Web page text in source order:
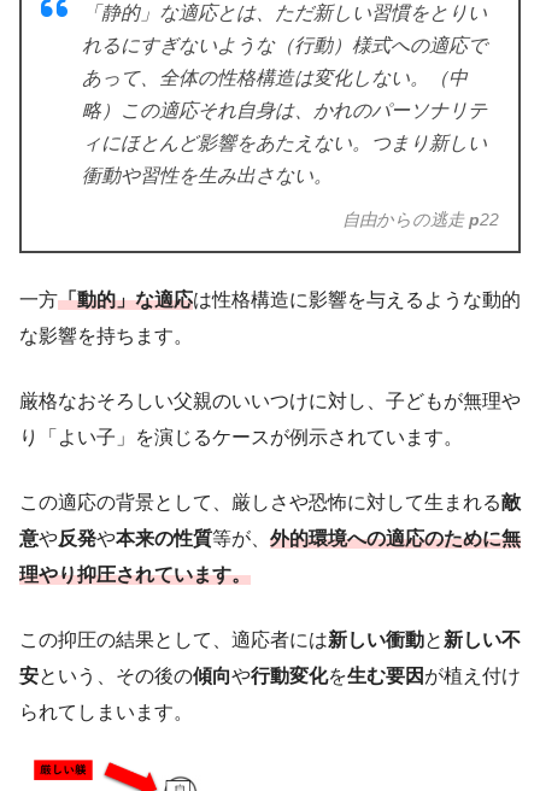
「静的」な適応とは、ただ新しい習慣をとりい
れるにすぎないような（行動）様式への適応で
あって、全体の性格構造は変化しない。（中
略）この適応それ自身は、かれのパーソナリテ
ィにほとんど影響をあたえない。つまり新しい
衝動や習性を生み出さない。
自由からの逃走p22
一方「動的」な適応は性格構造に影響を与えるような動的
な影響を持ちます。
厳格なおそろしい父親のいいつけに対し、子どもが無理や
り「よい子」を演じるケースが例示されています。
この適応の背景として、厳しさや恐怖に対して生まれる敵
意や反発や本来の性質等が、 外的環境への適応のために無
理やり抑圧されています。
この抑圧の結果として、適応者には新しい衝動と 新しい不
安という、その後の傾向や行動変化を生む要因 が植え付け
られてしまいます。